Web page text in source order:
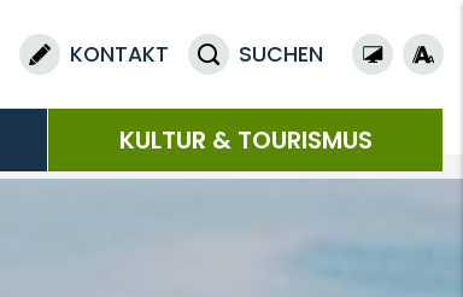
KONTAKT SUCHEN
KULTUR & TOURISMUS